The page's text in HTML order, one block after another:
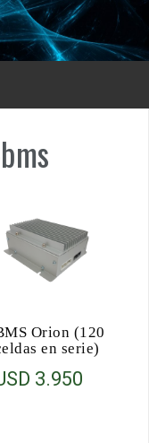
Orion (120
en serie)
3.950